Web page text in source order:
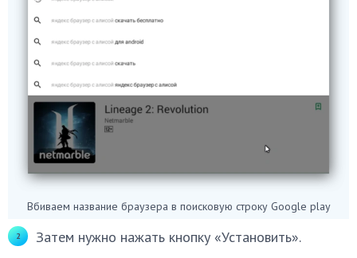
Вбиваем название браузера в поисковую строку Google play
Затем нужно нажать кнопку «Установить».